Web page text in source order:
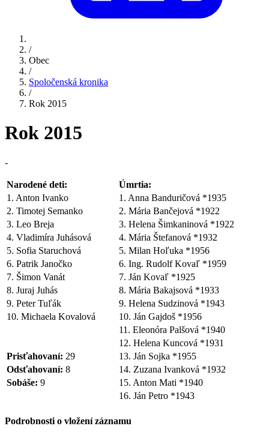
/
Obec
/
Spoločenská kronika
/
Rok 2015
Rok 2015
-
Narodené deti:
Úmrtia:
1. Anton Ivanko
1. Anna Banduričová *1935
2. Timotej Semanko
2. Mária Bančejová *1922
3. Leo Breja
3. Helena Šimkaninová *1922
4. Vladimíra Juhásová
4. Mária Štefanová *1932
5. Sofia Staruchová
5. Milan Hoľuka *1956
6. Patrik Janočko
6. Ing. Rudolf Kovaľ *1959
7. Šimon Vanát
7. Ján Kovaľ *1925
8. Juraj Juhás
8. Mária Bakajsová *1933
9. Peter Tuľák
9. Helena Sudzinová *1943
10. Michaela Kovalová
10. Ján Gajdoš *1956
11. Eleonóra Palšová *1940
12. Helena Kuncová *1931
Prisťahovaní: 29
13. Ján Sojka *1955
Odsťahovaní: 8
14. Zuzana Ivanková *1932
Sobáše: 9
15. Anton Mati *1940
16. Ján Petro *1943
Podrobnosti o vložení záznamu